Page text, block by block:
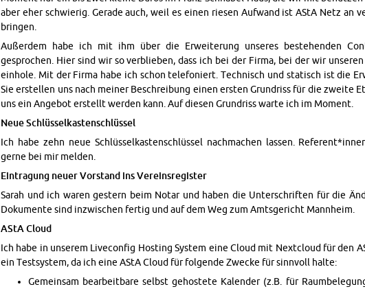
aber eher schwierig. Ger­ade auch, weil es einen riesen Aufwand ist AStA Netz an
brin­gen.
Außerdem habe ich mit ihm über die Er­weiterung un­seres beste­hen­den
gesprochen. Hier sind wir so verblieben, dass ich bei der Firma, bei der wir
ein­hole. Mit der Firma habe ich schon tele­foniert. Tech­nisch und sta­tisch ist die
Sie er­stellen uns nach meiner Beschrei­bung einen er­sten Grun­driss für die zweite
uns ein Ange­bot er­stellt wer­den kann. Auf diesen Grun­driss warte ich im Mo­ment.
Neue Schlüsselka­s­ten­schlüssel
Ich habe zehn neue Schlüsselka­s­ten­schlüssel nach­machen lassen.
gerne bei mir melden.
Ein­tra­gung neuer Vor­stand ins Vere­in­sreg­is­ter
Sarah und ich waren gestern beim Notar und haben die Un­ter­schriften für die
Doku­mente sind in­zwis­chen fer­tig und auf dem Weg zum Amts­gericht Mannheim.
AStA Cloud
Ich habe in un­serem Live­con­fig Host­ing Sys­tem eine Cloud mit Nextcloud für den
ein Test­sys­tem, da ich eine AStA Cloud für fol­gende Zwecke für sin­nvoll halte:
Gemein­sam bear­beit­bare selbst gehostete Kalen­der (z.B. für